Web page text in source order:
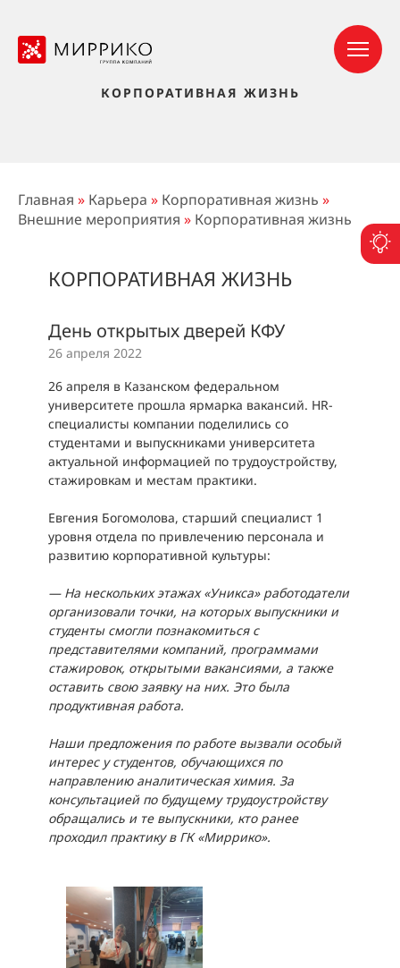
КОРПОРАТИВНАЯ ЖИЗНЬ
Главная » Карьера » Корпоративная жизнь »
Внешние мероприятия » Корпоративная жизнь
КОРПОРАТИВНАЯ ЖИЗНЬ
День открытых дверей КФУ
26 апреля 2022
26 апреля в Казанском федеральном
университете прошла ярмарка вакансий. HR-
специалисты компании поделились со
студентами и выпускниками университета
актуальной информацией по трудоустройству,
стажировкам и местам практики.
Евгения Богомолова, старший специалист 1
уровня отдела по привлечению персонала и
развитию корпоративной культуры:
— На нескольких этажах «Уникса» работодатели
организовали точки, на которых выпускники и
студенты смогли познакомиться с
представителями компаний, программами
стажировок, открытыми вакансиями, а также
оставить свою заявку на них. Это была
продуктивная работа.
Наши предложения по работе вызвали особый
интерес у студентов, обучающихся по
направлению аналитическая химия. За
консультацией по будущему трудоустройству
обращались и те выпускники, кто ранее
проходил практику в ГК «Миррико».